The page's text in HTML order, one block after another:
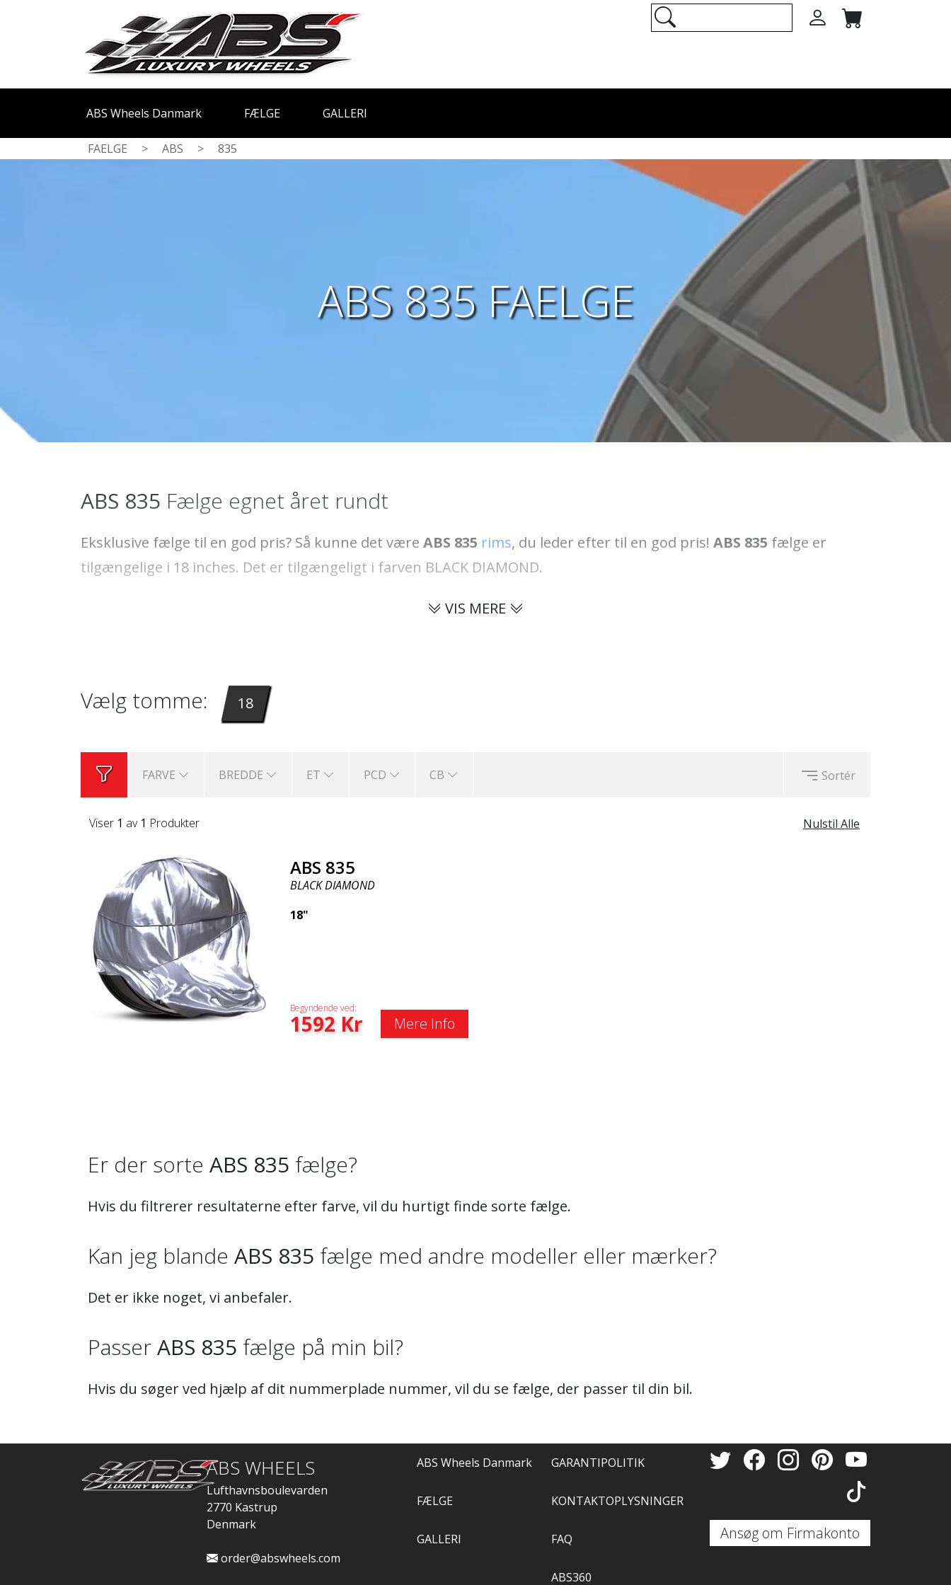
ABS Wheels Danmark FÆLGE GALLERI
FAELGE > ABS > 835
ABS 835 FAELGE
ABS 835 Fælge egnet året rundt
Eksklusive fælge til en god pris? Så kunne det være ABS 835 rims, du leder efter til en god pris! ABS 835 fælge er
tilgængelige i 18 inches. Det er tilgængeligt i farven BLACK DIAMOND.
VIS MERE
Vælg tomme: 18
FARVE BREDDE ET PCD CB Sortér
Nulstil Alle
Viser 1 av 1 Produkter
ABS 835
BLACK DIAMOND
18"
Begyndende ved:
1592Kr Mere Info
Er der sorte ABS 835 fælge?
Hvis du filtrerer resultaterne efter farve, vil du hurtigt finde sorte fælge.
Kan jeg blande ABS 835 fælge med andre modeller eller mærker?
Det er ikke noget, vi anbefaler.
PasserABS 835 fælge på min bil?
Hvis du søger ved hjælp af dit nummerplade nummer, vil du se fælge, der passer til din bil.
ABS WHEELS
Lufthavnsboulevarden
2770 Kastrup
Denmark
order@abswheels.com
ABS Wheels Danmark
FÆLGE
GALLERI
GARANTIPOLITIK
KONTAKTOPLYSNINGER
FAQ
ABS360
Ansøg om Firmakonto